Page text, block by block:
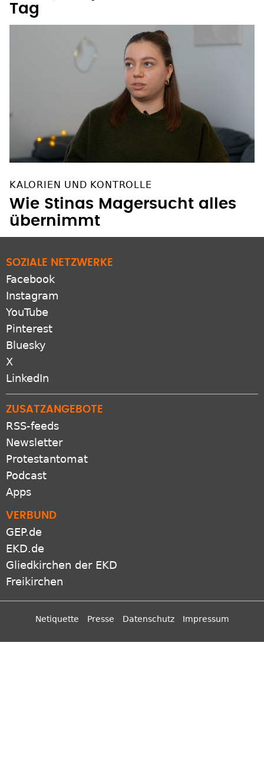
Tag
KALORIEN UND KONTROLLE
Wie Stinas Magersucht alles
übernimmt
SOZIALE NETZWERKE
Facebook
Instagram
YouTube
Pinterest
Bluesky
X
LinkedIn
ZUSATZANGEBOTE
RSS-feeds
Newsletter
Protestantomat
Podcast
Apps
VERBUND
GEP.de
EKD.de
Gliedkirchen der EKD
Freikirchen
Netiquette Presse Datenschutz Impressum